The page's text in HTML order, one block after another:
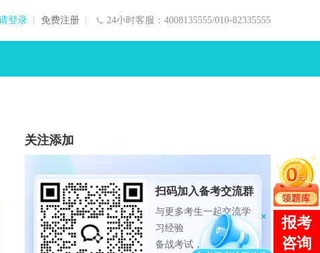
24小时客服：4008135555/010-82335555
登录 免费注册
关注添加
扫码加入备考交流群
与更多考生一起交流学
习经验
备战考试，获取试题及